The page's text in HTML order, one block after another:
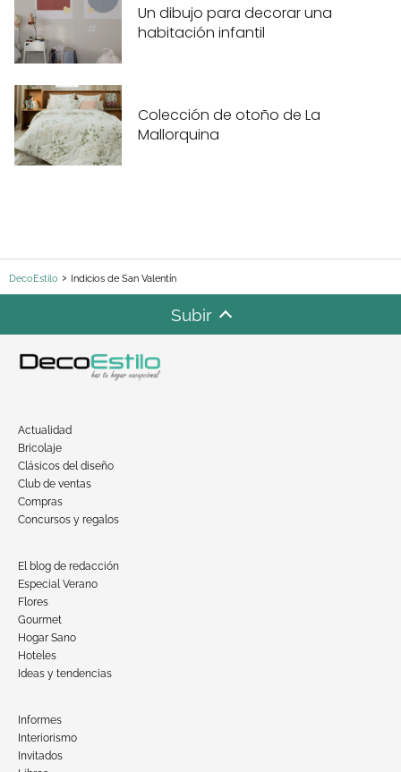
Un dibujo para decorar una
habitación infantil
Colección de otoño de La
Mallorquina
DecoEstilo Indicios de San Valentín
Subir
Actualidad
Bricolaje
Clásicos del diseño
Club de ventas
Compras
Concursos y regalos
El blog de redacción
Especial Verano
Flores
Gourmet
Hogar Sano
Hoteles
Ideas y tendencias
Informes
Interiorismo
Invitados